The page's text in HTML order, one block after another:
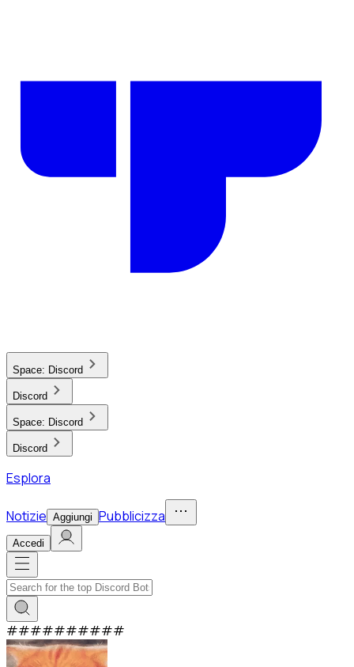
Space: Discord
Discord
Space: Discord
Discord
Esplora
Notizie Aggiungi Pubblicizza
Accedi
##########